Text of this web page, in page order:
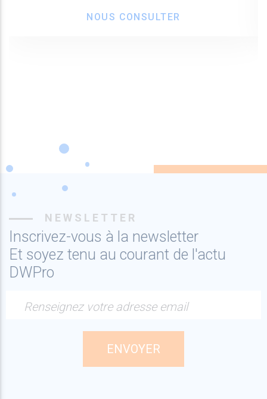
NOUS CONSULTER
NEWSLETTER
Inscrivez-vous à la newsletter
Et soyez tenu au courant de l'actu
DWPro
Renseignez votre adresse email